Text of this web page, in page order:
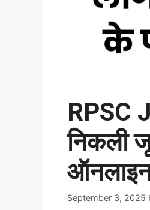
RPSC
निकली
September 3, 2025